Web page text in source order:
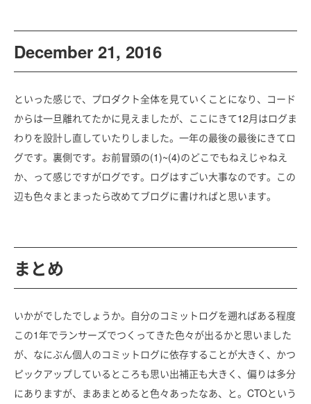
December 21, 2016
といった感じで、プロダクト全体を見ていくことになり、コード
からは一旦離れてたかに見えましたが、ここにきて12月はログま
わりを設計し直していたりしました。一年の最後の最後にきてロ
グです。裏側です。お前冒頭の(1)~(4)のどこでもねえじゃねえ
か、って感じですがログです。ログはすごい大事なのです。この
辺も色々まとまったら改めてブログに書ければと思います。
まとめ
いかがでしたでしょうか。自分のコミットログを遡ればある程度
この1年でランサーズでつくってきた色々が出るかと思いました
が、なにぶん個人のコミットログに依存することが大きく、かつ
ピックアップしているところも思い出補正も大きく、偏りは多分
にありますが、まあまとめると色々あったなあ、と。CTOという